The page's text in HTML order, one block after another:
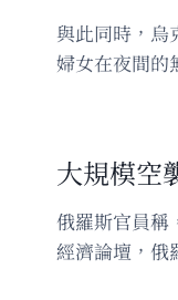
與此同時，
婦女在夜間的
大規模空
俄羅斯官員稱
經濟論壇，俄